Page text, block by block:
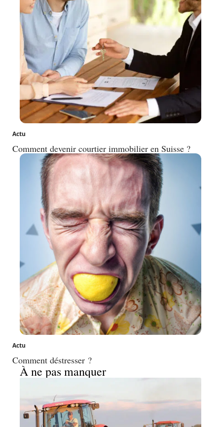
Actu
Comment devenir courtier immobilier en Suisse ?
Actu
Comment déstresser ?
À ne pas manquer